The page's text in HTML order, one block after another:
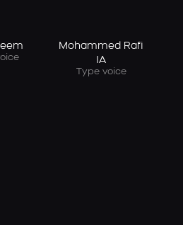
Mohammed Rafi
IA
Type voice